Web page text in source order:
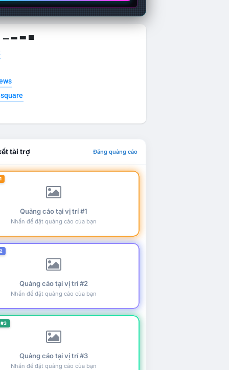
▁ ▂ ▃ ▄
tài trợ Đăng quảng cáo
Quảng cáo tại vị trí #1
Nhấn để đặt quảng cáo của bạn
Quảng cáo tại vị trí #2
Nhấn để đặt quảng cáo của bạn
Quảng cáo tại vị trí #3
Nhấn để đặt quảng cáo của bạn